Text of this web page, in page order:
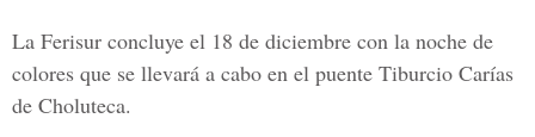
La Ferisur concluye el 18 de diciembre con la noche de
colores que se llevará a cabo en el puente Tiburcio Carías
de Choluteca.